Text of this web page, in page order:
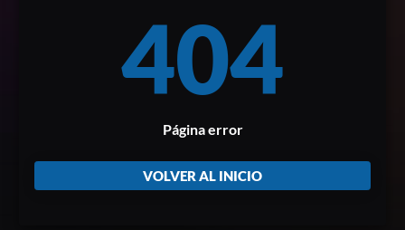
404
Página error
VOLVER AL INICIO